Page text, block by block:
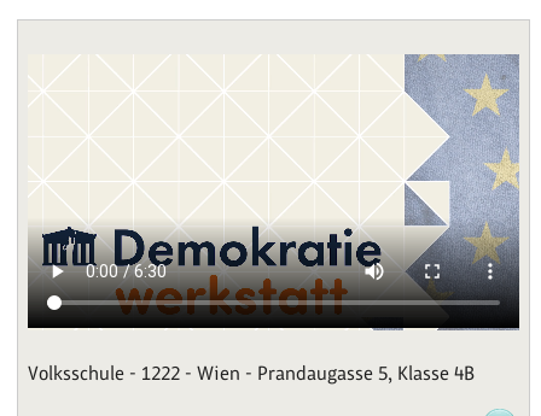
Volksschule - 1222 - Wien - Prandaugasse 5, Klasse 4B